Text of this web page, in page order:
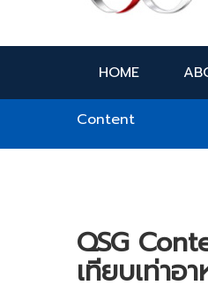
HOME
Content
QSG
เทียบเท่าอ